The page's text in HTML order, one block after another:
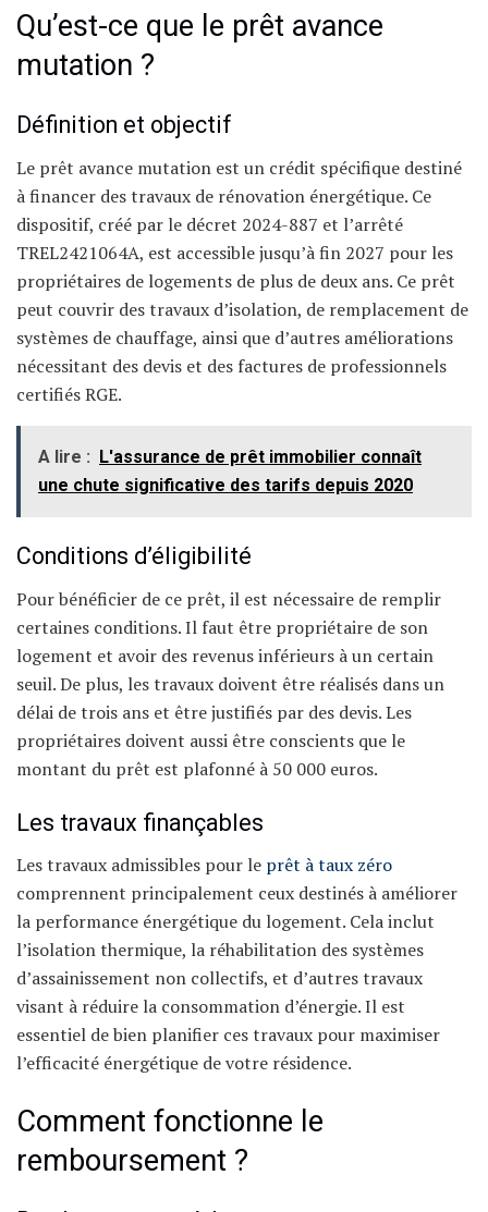
Qu’est-ce que le prêt avance
mutation ?
Définition et objectif
Le prêt avance mutation est un crédit spécifique destiné
à financer des travaux de rénovation énergétique. Ce
dispositif, créé par le décret 2024-887 et l’arrêté
TREL2421064A, est accessible jusqu’à fin 2027 pour les
propriétaires de logements de plus de deux ans. Ce prêt
peut couvrir des travaux d’isolation, de remplacement de
systèmes de chauffage, ainsi que d’autres améliorations
nécessitant des devis et des factures de professionnels
certifiés RGE.
A lire : L'assurance de prêt immobilier connaît
une chute significative des tarifs depuis 2020
Conditions d’éligibilité
Pour bénéficier de ce prêt, il est nécessaire de remplir
certaines conditions. Il faut être propriétaire de son
logement et avoir des revenus inférieurs à un certain
seuil. De plus, les travaux doivent être réalisés dans un
délai de trois ans et être justifiés par des devis. Les
propriétaires doivent aussi être conscients que le
montant du prêt est plafonné à 50 000 euros.
Les travaux finançables
Les travaux admissibles pour le prêt à taux zéro
comprennent principalement ceux destinés à améliorer
la performance énergétique du logement. Cela inclut
l’isolation thermique, la réhabilitation des systèmes
d’assainissement non collectifs, et d’autres travaux
visant à réduire la consommation d’énergie. Il est
essentiel de bien planifier ces travaux pour maximiser
l’efficacité énergétique de votre résidence.
Comment fonctionne le
remboursement ?